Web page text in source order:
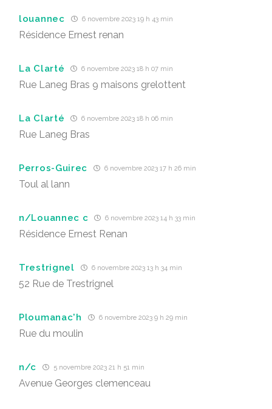
louannec 6 novembre 2023 19 h 43 min
Résidence Ernest renan
La Clarté 6 novembre 2023 18 h 07 min
Rue Laneg Bras 9 maisons grelottent
La Clarté 6 novembre 2023 18 h 06 min
Rue Laneg Bras
Perros-Guirec 6 novembre 2023 17 h 26 min
Toul al lann
n/Louannec c 6 novembre 2023 14 h 33 min
Résidence Ernest Renan
Trestrignel 6 novembre 2023 13 h 34 min
52 Rue de Trestrignel
Ploumanac'h 6 novembre 2023 9 h 29 min
Rue du moulin
n/c 5 novembre 2023 21 h 51 min
Avenue Georges clemenceau